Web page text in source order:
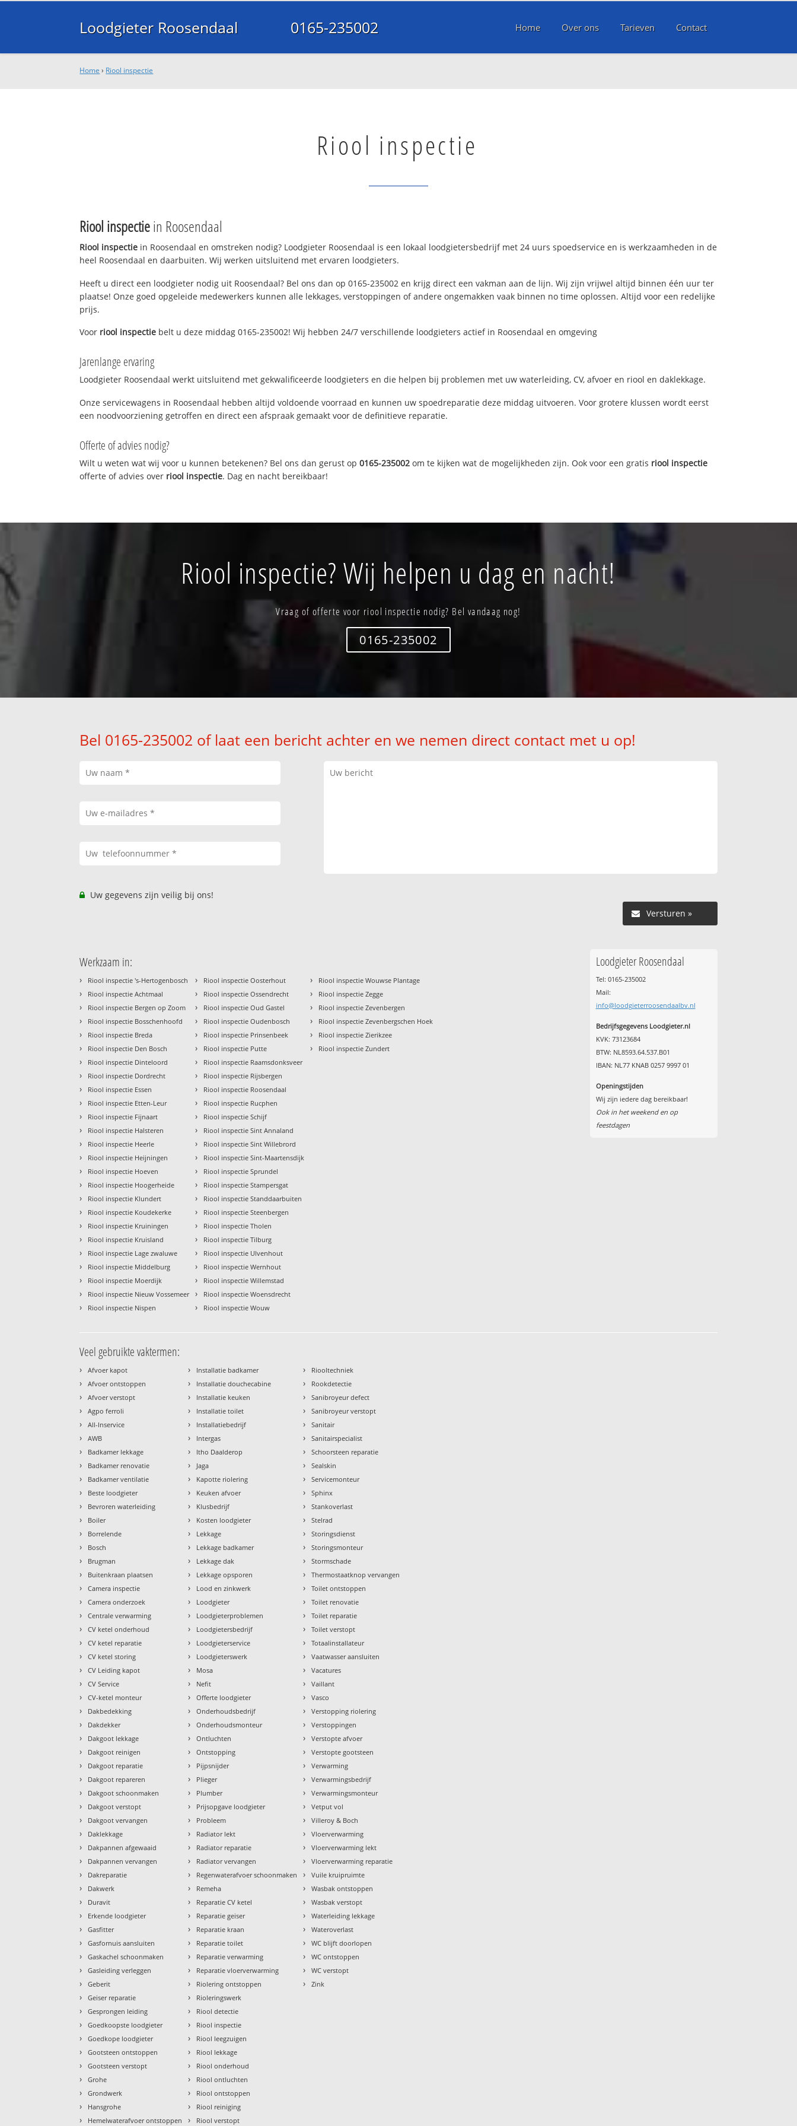
Loodgieter Roosendaal 0165-235002 Home Over ons Tarieven Contact
Home › Riool inspectie
Riool inspectie
Riool inspectiein Roosendaal
Riool inspectie in Roosendaal en omstreken nodig? Loodgieter Roosendaal is een lokaal loodgietersbedrijf met 24 uurs spoedservice en is werkzaamheden in de
heel Roosendaal en daarbuiten. Wij werken uitsluitend met ervaren loodgieters.
Heeft u direct een loodgieter nodig uit Roosendaal? Bel ons dan op 0165-235002 en krijg direct een vakman aan de lijn. Wij zijn vrijwel altijd binnen één uur ter
plaatse! Onze goed opgeleide medewerkers kunnen alle lekkages, verstoppingen of andere ongemakken vaak binnen no time oplossen. Altijd voor een redelijke
prijs.
Voor riool inspectie belt u deze middag 0165-235002! Wij hebben 24/7 verschillende loodgieters actief in Roosendaal en omgeving
Jarenlange ervaring
Loodgieter Roosendaal werkt uitsluitend met gekwalificeerde loodgieters en die helpen bij problemen met uw waterleiding, CV, afvoer en riool en daklekkage.
Onze servicewagens in Roosendaal hebben altijd voldoende voorraad en kunnen uw spoedreparatie deze middag uitvoeren. Voor grotere klussen wordt eerst
een noodvoorziening getroffen en direct een afspraak gemaakt voor de definitieve reparatie.
Offerte of advies nodig?
Wilt u weten wat wij voor u kunnen betekenen? Bel ons dan gerust op0165-235002 om te kijken wat de mogelijkheden zijn. Ook voor een gratis riool inspectie
offerte of advies over riool inspectie. Dag en nacht bereikbaar!
Riool inspectie? Wij helpen u dag en nacht!
Vraag of offerte voor riool inspectie nodig? Bel vandaag nog!
0165-235002
Bel 0165-235002 of laat een bericht achter en we nemen direct contact met u op!
Uw gegevens zijn veilig bij ons!
Versturen »
Werkzaam in:
› Riool inspectie 's-Hertogenbosch
› Riool inspectie Achtmaal
› Riool inspectie Bergen op Zoom
› Riool inspectie Bosschenhoofd
› Riool inspectie Breda
› Riool inspectie Den Bosch
› Riool inspectie Dinteloord
› Riool inspectie Dordrecht
› Riool inspectie Essen
› Riool inspectie Etten-Leur
› Riool inspectie Fijnaart
› Riool inspectie Halsteren
› Riool inspectie Heerle
› Riool inspectie Heijningen
› Riool inspectie Hoeven
› Riool inspectie Hoogerheide
› Riool inspectie Klundert
› Riool inspectie Koudekerke
› Riool inspectie Kruiningen
› Riool inspectie Kruisland
› Riool inspectie Lage zwaluwe
› Riool inspectie Middelburg
› Riool inspectie Moerdijk
› Riool inspectie Nieuw Vossemeer
› Riool inspectie Nispen
› Riool inspectie Oosterhout
› Riool inspectie Ossendrecht
› Riool inspectie Oud Gastel
› Riool inspectie Oudenbosch
› Riool inspectie Prinsenbeek
› Riool inspectie Putte
› Riool inspectie Raamsdonksveer
› Riool inspectie Rijsbergen
› Riool inspectie Roosendaal
› Riool inspectie Rucphen
› Riool inspectie Schijf
› Riool inspectie Sint Annaland
› Riool inspectie Sint Willebrord
› Riool inspectie Sint-Maartensdijk
› Riool inspectie Sprundel
› Riool inspectie Stampersgat
› Riool inspectie Standdaarbuiten
› Riool inspectie Steenbergen
› Riool inspectie Tholen
› Riool inspectie Tilburg
› Riool inspectie Ulvenhout
› Riool inspectie Wernhout
› Riool inspectie Willemstad
› Riool inspectie Woensdrecht
› Riool inspectie Wouw
› Riool inspectie Wouwse Plantage
› Riool inspectie Zegge
› Riool inspectie Zevenbergen
› Riool inspectie Zevenbergschen Hoek
› Riool inspectie Zierikzee
› Riool inspectie Zundert
Loodgieter Roosendaal
Tel: 0165-235002
Mail:
info@loodgieterroosendaalbv.nl
Bedrijfsgegevens Loodgieter.nl
KVK: 73123684
BTW: NL8593.64.537.B01
IBAN: NL77 KNAB 0257 9997 01
Openingstijden
Wij zijn iedere dag bereikbaar!
Ook in het weekend en op
feestdagen
Veel gebruikte vaktermen:
› Afvoer kapot
› Afvoer ontstoppen
› Afvoer verstopt
› Agpo ferroli
› All-Inservice
› AWB
› Badkamer lekkage
› Badkamer renovatie
› Badkamer ventilatie
› Beste loodgieter
› Bevroren waterleiding
› Boiler
› Borrelende
› Bosch
› Brugman
› Buitenkraan plaatsen
› Camera inspectie
› Camera onderzoek
› Centrale verwarming
› CV ketel onderhoud
› CV ketel reparatie
› CV ketel storing
› CV Leiding kapot
› CV Service
› CV-ketel monteur
› Dakbedekking
› Dakdekker
› Dakgoot lekkage
› Dakgoot reinigen
› Dakgoot reparatie
› Dakgoot repareren
› Dakgoot schoonmaken
› Dakgoot verstopt
› Dakgoot vervangen
› Daklekkage
› Dakpannen afgewaaid
› Dakpannen vervangen
› Dakreparatie
› Dakwerk
› Duravit
› Erkende loodgieter
› Gasfitter
› Gasfornuis aansluiten
› Gaskachel schoonmaken
› Gasleiding verleggen
› Geberit
› Geiser reparatie
› Gesprongen leiding
› Goedkoopste loodgieter
› Goedkope loodgieter
› Gootsteen ontstoppen
› Gootsteen verstopt
› Grohe
› Grondwerk
› Hansgrohe
› Hemelwaterafvoer ontstoppen
› Installatie badkamer
› Installatie douchecabine
› Installatie keuken
› Installatie toilet
› Installatiebedrijf
› Intergas
› Itho Daalderop
› Jaga
› Kapotte riolering
› Keuken afvoer
› Klusbedrijf
› Kosten loodgieter
› Lekkage
› Lekkage badkamer
› Lekkage dak
› Lekkage opsporen
› Lood en zinkwerk
› Loodgieter
› Loodgieterproblemen
› Loodgietersbedrijf
› Loodgieterservice
› Loodgieterswerk
› Mosa
› Nefit
› Offerte loodgieter
› Onderhoudsbedrijf
› Onderhoudsmonteur
› Ontluchten
› Ontstopping
› Pijpsnijder
› Plieger
› Plumber
› Prijsopgave loodgieter
› Probleem
› Radiator lekt
› Radiator reparatie
› Radiator vervangen
› Regenwaterafvoer schoonmaken
› Remeha
› Reparatie CV ketel
› Reparatie geiser
› Reparatie kraan
› Reparatie toilet
› Reparatie verwarming
› Reparatie vloerverwarming
› Riolering ontstoppen
› Rioleringswerk
› Riool detectie
› Riool inspectie
› Riool leegzuigen
› Riool lekkage
› Riool onderhoud
› Riool ontluchten
› Riool ontstoppen
› Riool reiniging
› Riool verstopt
› Riooltechniek
› Rookdetectie
› Sanibroyeur defect
› Sanibroyeur verstopt
› Sanitair
› Sanitairspecialist
› Schoorsteen reparatie
› Sealskin
› Servicemonteur
› Sphinx
› Stankoverlast
› Stelrad
› Storingsdienst
› Storingsmonteur
› Stormschade
› Thermostaatknop vervangen
› Toilet ontstoppen
› Toilet renovatie
› Toilet reparatie
› Toilet verstopt
› Totaalinstallateur
› Vaatwasser aansluiten
› Vacatures
› Vaillant
› Vasco
› Verstopping riolering
› Verstoppingen
› Verstopte afvoer
› Verstopte gootsteen
› Verwarming
› Verwarmingsbedrijf
› Verwarmingsmonteur
› Vetput vol
› Villeroy & Boch
› Vloerverwarming
› Vloerverwarming lekt
› Vloerverwarming reparatie
› Vuile kruipruimte
› Wasbak ontstoppen
› Wasbak verstopt
› Waterleiding lekkage
› Wateroverlast
› WC blijft doorlopen
› WC ontstoppen
› WC verstopt
› Zink